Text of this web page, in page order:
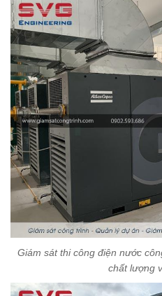
Giám sát thi công điện nước
chất lượng